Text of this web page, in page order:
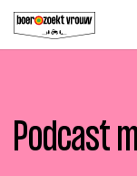
Overslaan en naar de
Podcast